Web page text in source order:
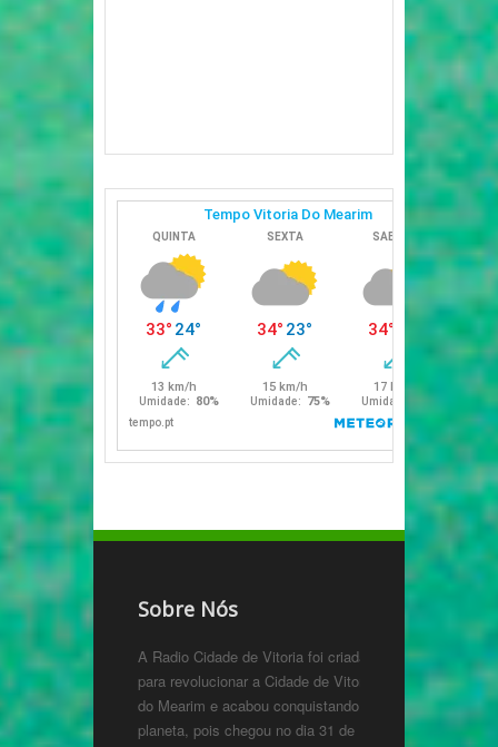
Sobre Nós
A Radio Cidade de Vitoria foi criada
para revolucionar a Cidade de Vitoria
do Mearim e acabou conquistando o
planeta, pois chegou no dia 31 de